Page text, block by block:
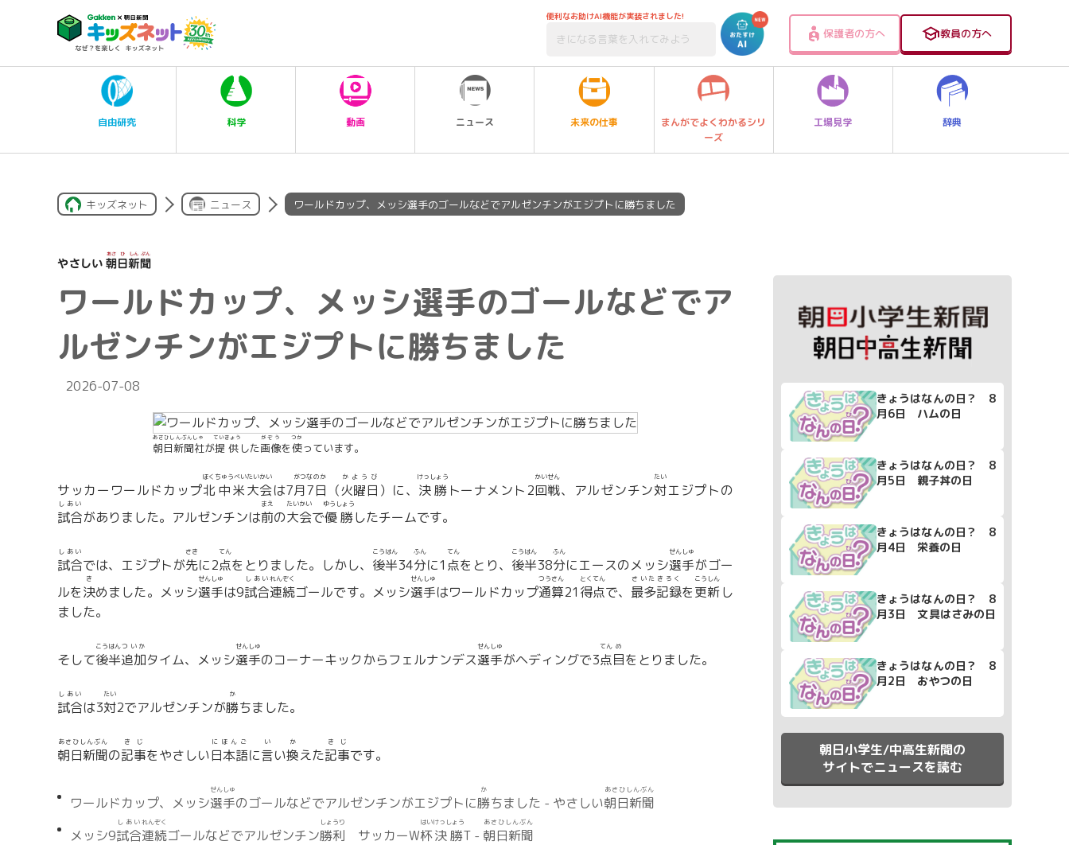
便利なお助けAI機能が実装されました!
保護者の方へ 教員の方へ
自由研究 科学 動画 ニュース 未来の仕事
まんがでよくわかるシリ
ーズ
工場見学 辞典
キッズネット ニュース ワールドカップ、メッシ選手のゴールなどでアルゼンチンがエジプトに勝ちました
ワールドカップ、メッシ選手のゴールなどでア
ルゼンチンがエジプトに勝ちました
2026-07-08
朝日新聞社
あさひしんぶんしゃ
が提供
ていきょう
した画像
がぞう
を使
つか
っています。
サッカーワールドカップ北中米
ほくちゅうべい
大会
たいかい
は7月
がつ
7日
なのか
（火曜日
かようび
）に、 決勝
けっしょう
トーナメント2回戦
かいせん
、アルゼンチン対
たい
エジプトの
試合
しあい
がありました。アルゼンチンは前
まえ
の大会
たいかい
で優勝
ゆうしょう
したチームです。
試合
しあい
では、エジプトが先
さき
に2点
てん
をとりました。しかし、 後半
こうはん
34分
ふん
に1 点
てん
をとり、 後半
こうはん
38分
ふん
にエースのメッシ選手
せんしゅ
がゴー
ルを決
き
めました。メッシ選手
せんしゅ
は9試合
しあい
連続
れんぞく
ゴールです。メッシ選手
せんしゅ
はワールドカップ通算
つうさん
21 得点
とくてん
で、 最多
さいた
記録
きろく
を更新
こうしん
し
ました。
そして後半
こうはん
追加
ついか
タイム、メッシ選手
せんしゅ
のコーナーキックからフェルナンデス選手
せんしゅ
がヘディングで3点
てん
目
め
をとりました。
試合
しあい
は3対
たい
2でアルゼンチンが勝
か
ちました。
朝日新聞
あさひしんぶん
の記事
きじ
をやさしい日本語
にほんご
に言
い
い換
か
えた記事
きじ
です。
ワールドカップ、メッシ選手
せんしゅ
のゴールなどでアルゼンチンがエジプトに勝
か
ちました - やさしい朝日新聞
あさひしんぶん
メッシ9試合
しあい
連続
れんぞく
ゴールなどでアルゼンチン勝利
しょうり
サッカーW杯
はい
決勝
けっしょう
T - 朝日新聞
あさひしんぶん
きょうはなんの日？ 8
月6日 ハムの日
きょうはなんの日？ 8
月5日 親子丼の日
きょうはなんの日？ 8
月4日 栄養の日
きょうはなんの日？ 8
月3日 文具はさみの日
きょうはなんの日？ 8
月2日 おやつの日
朝日小学生/中高生新聞の
サイトでニュースを読む